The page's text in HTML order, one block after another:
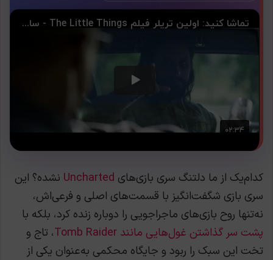
کدام‌یک از ما دلتنگ سری بازی‌های Uncharted نشده؟ این
سری بازی شگفت‌انگیز با قسمت‌های اصلی و فرعی‌اش،
نه‌تنها روح بازی‌های ماجراجویی را دوباره زنده کرد، بلکه با
پشت سر گذاشتن غول‌هایی مانند Tomb Raider
، تاج و
تخت این سبک را ربود و جایگاه محکمی به‌عنوان یکی از